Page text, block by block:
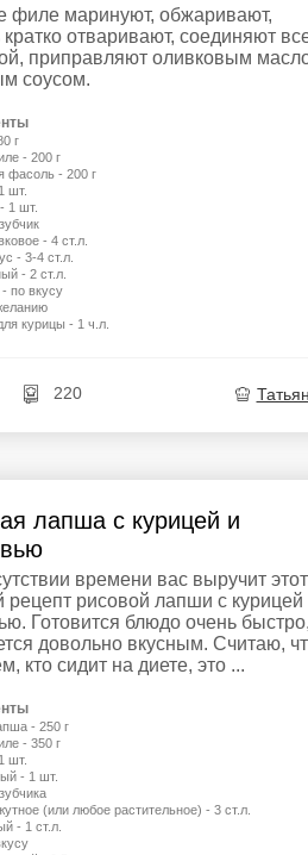
филе маринуют, обжаривают,
отваривают, соединяют
приправляют оливковым
соусом.
г
- 200 г
фасоль - 200 г
шт.
1 шт.
- 4 ст.л.
- 3-4 ст.л.
- 2 ст.л.
по вкусу
курицы - 1 ч.л.
220
лапша с курицей и
времени вас выручит этот
рецепт рисовой лапши с курицей
Готовится блюдо очень
довольно вкусным. Считаю,
кто сидит на диете, это ...
- 250 г
- 350 г
шт.
- 1 шт.
(или любое растительное) - 3 ст.л.
- 1 ст.л.